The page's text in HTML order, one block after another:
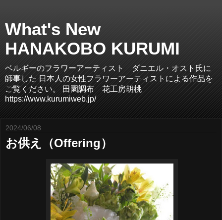
What's New
HANAKOBO KURUMI
ベルギーのフラワーアーティスト ダニエル・オスト氏に
師事した 日本人の女性フラワーアーティストによる作品を
ご覧ください。 田園調布 花工房胡桃
https://www.kurumiweb.jp/
2024/06/08
お供え（Offering）